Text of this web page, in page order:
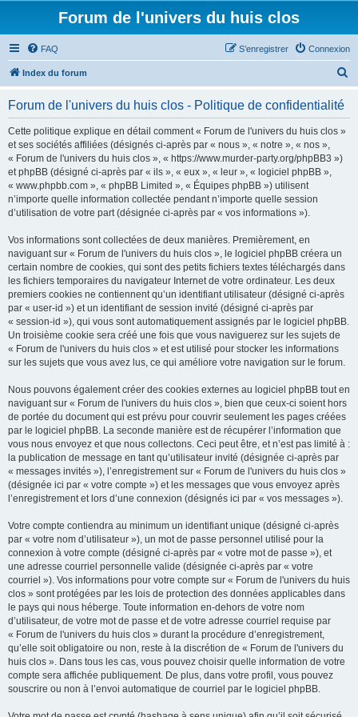
Forum de l'univers du huis clos
FAQ Connexion
S’enregistrer
Index du forum
Forum de l'univers du huis clos - Politique de confidentialité
Cette politique explique en détail comment « Forum de l'univers du huis clos »
et ses sociétés affiliées (désignés ci-après par « nous », « notre », « nos »,
« Forum de l'univers du huis clos », « https://www.murder-party.org/phpBB3 »)
et phpBB (désigné ci-après par « ils », « eux », « leur », « logiciel phpBB »,
« www.phpbb.com », « phpBB Limited », « Équipes phpBB ») utilisent
n’importe quelle information collectée pendant n’importe quelle session
d’utilisation de votre part (désignée ci-après par « vos informations »).
Vos informations sont collectées de deux manières. Premièrement, en
naviguant sur « Forum de l'univers du huis clos », le logiciel phpBB créera un
certain nombre de cookies, qui sont des petits fichiers textes téléchargés dans
les fichiers temporaires du navigateur Internet de votre ordinateur. Les deux
premiers cookies ne contiennent qu’un identifiant utilisateur (désigné ci-après
par « user-id ») et un identifiant de session invité (désigné ci-après par
« session-id »), qui vous sont automatiquement assignés par le logiciel phpBB.
Un troisième cookie sera créé une fois que vous naviguerez sur les sujets de
« Forum de l'univers du huis clos » et est utilisé pour stocker les informations
sur les sujets que vous avez lus, ce qui améliore votre navigation sur le forum.
Nous pouvons également créer des cookies externes au logiciel phpBB tout en
naviguant sur « Forum de l'univers du huis clos », bien que ceux-ci soient hors
de portée du document qui est prévu pour couvrir seulement les pages créées
par le logiciel phpBB. La seconde manière est de récupérer l’information que
vous nous envoyez et que nous collectons. Ceci peut être, et n’est pas limité à :
la publication de message en tant qu’utilisateur invité (désignée ci-après par
« messages invités »), l’enregistrement sur « Forum de l'univers du huis clos »
(désignée ici par « votre compte ») et les messages que vous envoyez après
l’enregistrement et lors d’une connexion (désignés ici par « vos messages »).
Votre compte contiendra au minimum un identifiant unique (désigné ci-après
par « votre nom d’utilisateur »), un mot de passe personnel utilisé pour la
connexion à votre compte (désigné ci-après par « votre mot de passe »), et
une adresse courriel personnelle valide (désignée ci-après par « votre
courriel »). Vos informations pour votre compte sur « Forum de l'univers du huis
clos » sont protégées par les lois de protection des données applicables dans
le pays qui nous héberge. Toute information en-dehors de votre nom
d’utilisateur, de votre mot de passe et de votre adresse courriel requise par
« Forum de l'univers du huis clos » durant la procédure d’enregistrement,
qu’elle soit obligatoire ou non, reste à la discrétion de « Forum de l'univers du
huis clos ». Dans tous les cas, vous pouvez choisir quelle information de votre
compte sera affichée publiquement. De plus, dans votre profil, vous pouvez
souscrire ou non à l’envoi automatique de courriel par le logiciel phpBB.